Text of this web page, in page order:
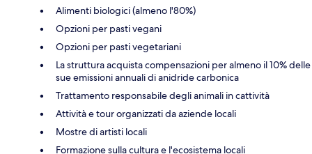
Alimenti biologici (almeno l'80%)
Opzioni per pasti vegani
Opzioni per pasti vegetariani
La struttura acquista compensazioni per almeno il 10% delle
sue emissioni annuali di anidride carbonica
Trattamento responsabile degli animali in cattività
Attività e tour organizzati da aziende locali
Mostre di artisti locali
Formazione sulla cultura e l'ecosistema locali